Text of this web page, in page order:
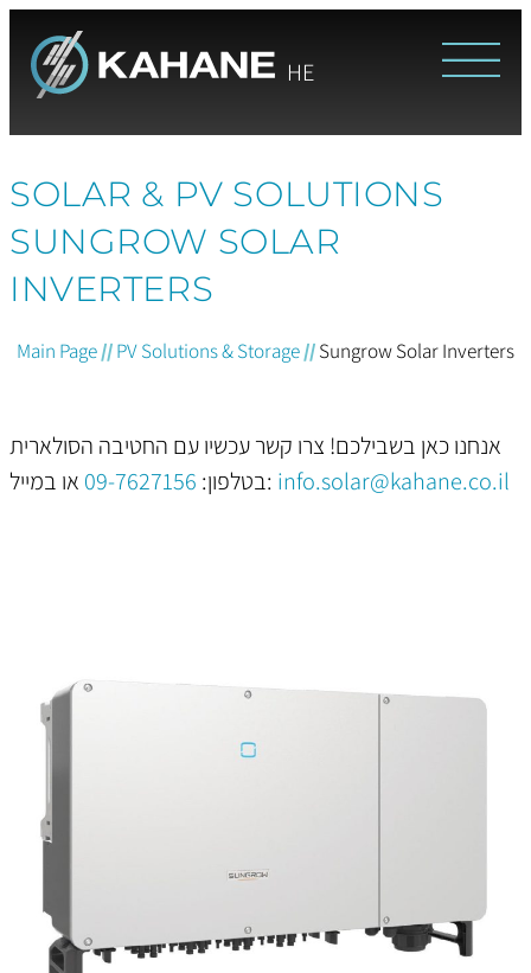
HE
SOLAR & PV SOLUTIONS
SUNGROW SOLAR
INVERTERS
Main Page//PV Solutions & Storage//Sungrow Solar Inverters
אנחנו כאן בשבילכם! צרו קשר עכשיו עם החטיבה הסולארית
בטלפון: 09-7627156 או במייל: info.solar@kahane.co.il